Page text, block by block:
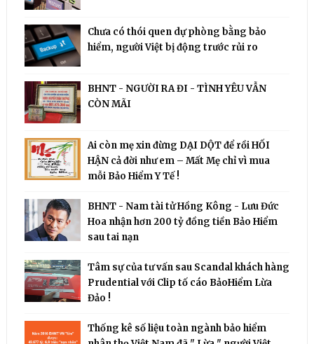
Chưa có thói quen dự phòng bằng bảo
hiểm, người Việt bị động trước rủi ro
BHNT - NGƯỜI RA ĐI - TÌNH YÊU VẪN
CÒN MÃI
Ai còn mẹ xin đừng DẠI DỘT để rồi HỐI
HẬN cả đời như em – Mất Mẹ chỉ vì mua
mỗi Bảo Hiểm Y Tế !
BHNT - Nam tài tử Hồng Kông - Lưu Đức
Hoa nhận hơn 200 tỷ đồng tiền Bảo Hiểm
sau tai nạn
Tâm sự của tư vấn sau Scandal khách hàng
Prudential với Clip tố cáo BảoHiểm Lừa
Đảo !
Thống kê số liệu toàn ngành bảo hiểm